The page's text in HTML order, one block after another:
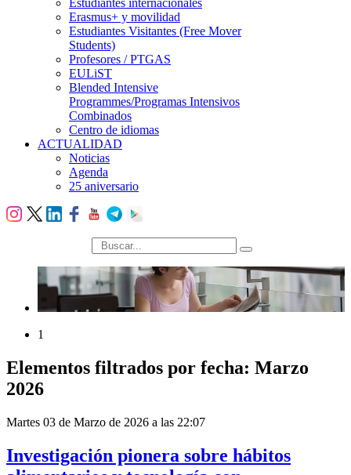
Erasmus+ y movilidad
Estudiantes Visitantes (Free Mover
Students)
Profesores / PTGAS
EULiST
Blended Intensive
Programmes/Programas Intensivos
Combinados
Centro de idiomas
ACTUALIDAD
Noticias
Agenda
25 aniversario
búsqueda
1
Elementos filtrados por fecha: Marzo
2026
Martes 03 de Marzo de 2026 a las 22:07
Investigación pionera sobre hábitos